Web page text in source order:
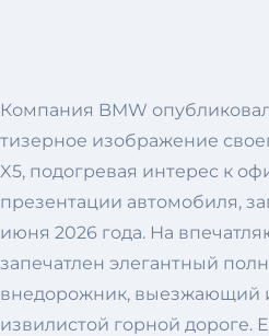
Компания BMW
тизерное изображение
X5, подогревая интерес к
презентации автомобиля,
июня 2026 года. На
запечатлен элегантный
внедорожник, выезжающий
извилистой горной дороге.